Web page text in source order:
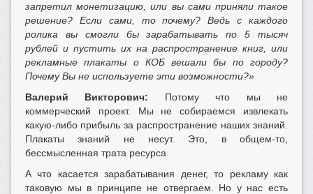
запретил монетизацию, или вы сами приняли такое
решение? Если сами, то почему? Ведь с каждого
ролика вы смогли бы зарабатывать по 5 тысяч
рублей и пустить их на распространение книг, или
рекламные плакаты о КОБ вешали бы по городу?
Почему Вы не используете эти возможности?»
Валерий Викторович: Потому что мы не
коммерческий проект. Мы не собираемся извлекать
какую-либо прибыль за распространение наших знаний.
Плакаты знаний не несут. Это, в общем-то,
бессмысленная трата ресурса.
А что касается зарабатывания денег, то рекламу как
таковую мы в принципе не отвергаем. Но у нас есть